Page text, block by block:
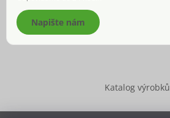
Napište nám
Katalog výrobků